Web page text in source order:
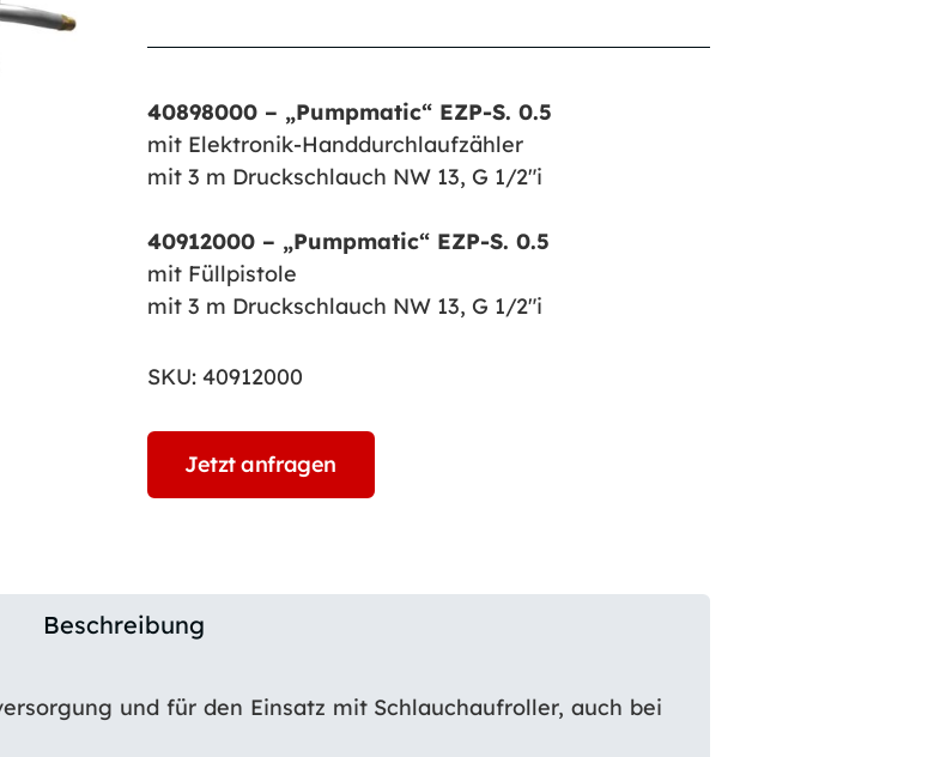
40898000 – „Pumpmatic“ EZP-S. 0.5
mit Elektronik-Handdurchlaufzähler
mit 3 m Druckschlauch NW 13, G 1/2″i
40912000 – „Pumpmatic“ EZP-S. 0.5
mit Füllpistole
mit 3 m Druckschlauch NW 13, G 1/2″i
SKU: 40912000
Jetzt anfragen
Beschreibung
und für den Einsatz mit Schlauchaufroller, auch bei